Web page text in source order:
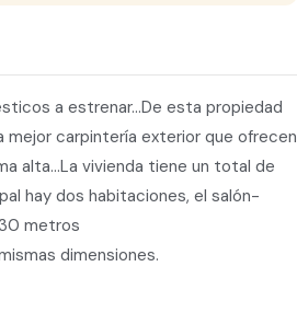
a estrenar...De esta propiedad
carpintería exterior que ofrecen
alta...La vivienda tiene un total de
hay dos habitaciones, el salón-
metros
dimensiones.